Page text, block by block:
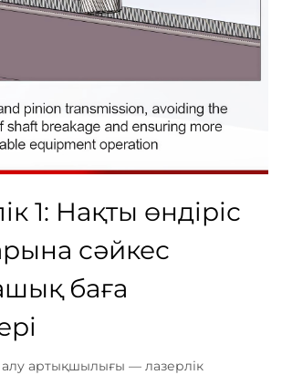
1: Нақты өндіріс
сәйкес
баға
алу артықшылығы — лазерлік